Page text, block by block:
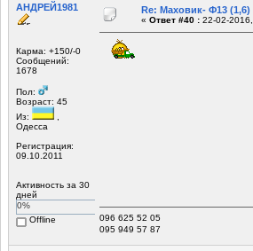
АНДРЕЙ1981
Карма: +150/-0
Сообщений:
1678
Пол:
Возраст: 45
Из:
Одесса
Регистрация:
09.10.2011
Активность за 30
дней
0%
Offline
Re: Маховик- Ф13 (1,6)
« Ответ #40 : 22-02-
096 625 52 05
095 949 57 87